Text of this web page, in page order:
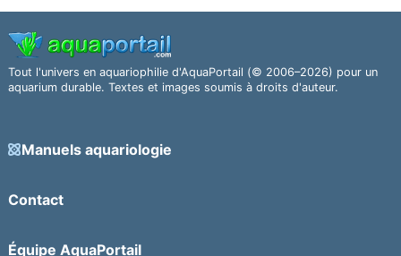
Tout l'univers en aquariophilie d'AquaPortail (© 2006–2026) pour un
aquarium durable. Textes et images soumis à droits d'auteur.
Manuels aquariologie
Contact
Équipe AquaPortail